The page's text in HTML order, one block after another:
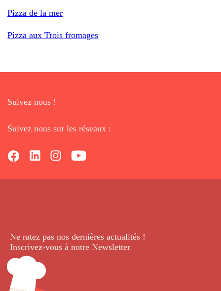
Pizza de la mer
Pizza aux Trois fromages
Suivez nous !
Suivez nous sur les réseaux :
Ne ratez pas nos dernières actualités !
Inscrivez-vous à notre Newsletter.